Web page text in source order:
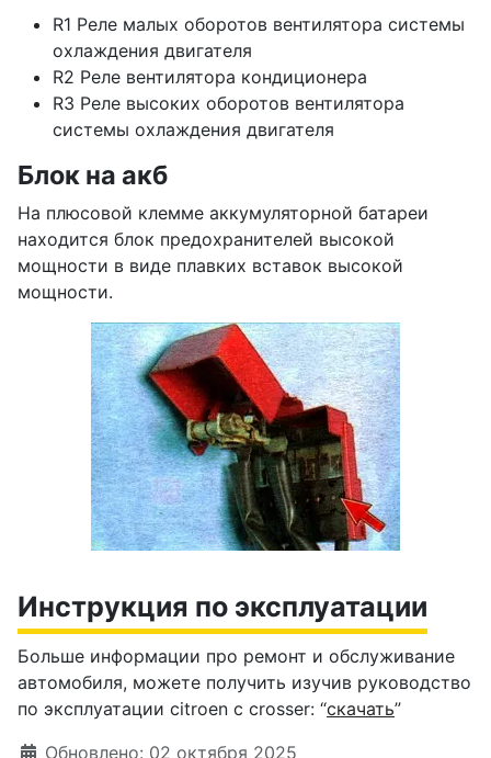
R1 Реле малых оборотов вентилятора системы
охлаждения двигателя
R2 Реле вентилятора кондиционера
R3 Реле высоких оборотов вентилятора
системы охлаждения двигателя
Блок на акб
На плюсовой клемме аккумуляторной батареи
находится блок предохранителей высокой
мощности в виде плавких вставок высокой
мощности.
Инструкция по эксплуатации
Больше информации про ремонт и обслуживание
автомобиля, можете получить изучив руководство
по эксплуатации citroen c crosser: “скачать”
Информация о материале
Обновлено: 02 октября 2025